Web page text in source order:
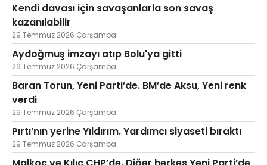
Kendi davası için savaşanlarla son savaş
kazanılabilir
29 Temmuz 2026 Çarşamba
Aydoğmuş imzayı atıp Bolu'ya gitti
29 Temmuz 2026 Çarşamba
Baran Torun, Yeni Parti’de. BM’de Aksu, Yeni renk
verdi
29 Temmuz 2026 Çarşamba
Pırtı’nın yerine Yıldırım. Yardımcı siyaseti bıraktı
29 Temmuz 2026 Çarşamba